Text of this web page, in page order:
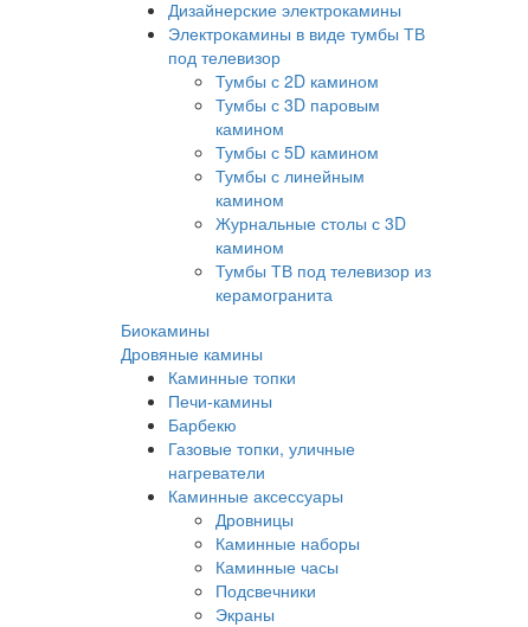
Дизайнерские электрокамины
Электрокамины в виде тумбы ТВ
под телевизор
Тумбы с 2D камином
Тумбы с 3D паровым
камином
Тумбы с 5D камином
Тумбы с линейным
камином
Журнальные столы с 3D
камином
Тумбы ТВ под телевизор из
керамогранита
Биокамины
Дровяные камины
Каминные топки
Печи-камины
Барбекю
Газовые топки, уличные
нагреватели
Каминные аксессуары
Дровницы
Каминные наборы
Каминные часы
Подсвечники
Экраны